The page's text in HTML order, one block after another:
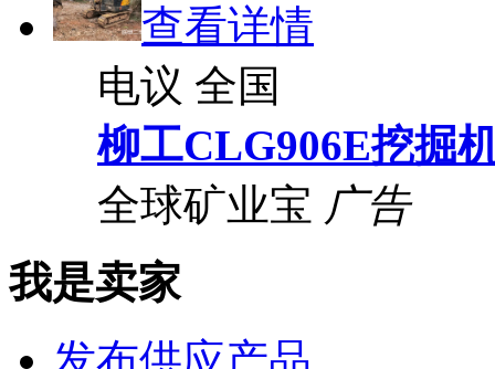
查看详情
电议 全国
柳工CLG906E挖掘
全球矿业宝 广告
我是卖家
发布供应产品